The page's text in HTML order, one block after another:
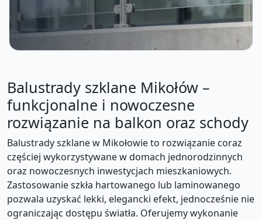
Balustrady szklane Mikołów –
funkcjonalne i nowoczesne
rozwiązanie na balkon oraz schody
Balustrady szklane w Mikołowie to rozwiązanie coraz
częściej wykorzystywane w domach jednorodzinnych
oraz nowoczesnych inwestycjach mieszkaniowych.
Zastosowanie szkła hartowanego lub laminowanego
pozwala uzyskać lekki, elegancki efekt, jednocześnie nie
ograniczając dostępu światła. Oferujemy wykonanie